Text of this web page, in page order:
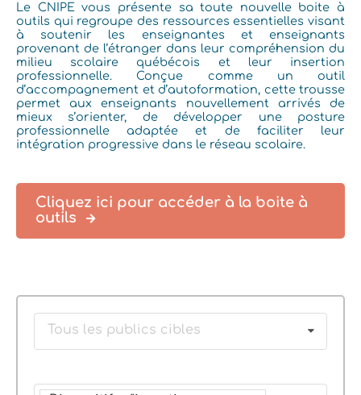
Le CNIPE vous présente sa toute nouvelle boite à
outils qui regroupe des ressources essentielles visant
à soutenir les enseignantes et enseignants
provenant de l’étranger dans leur compréhension du
milieu scolaire québécois et leur insertion
professionnelle. Conçue comme un outil
d’accompagnement et d’autoformation, cette trousse
permet aux enseignants nouvellement arrivés de
mieux s’orienter, de développer une posture
professionnelle adaptée et de faciliter leur
intégration progressive dans le réseau scolaire.
Cliquez ici pour accéder à la boite à
outils
Tous les publics cibles